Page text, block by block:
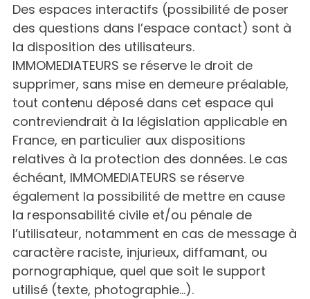
Des espaces interactifs (possibilité de poser
des questions dans l’espace contact) sont à
la disposition des utilisateurs.
IMMOMEDIATEURS se réserve le droit de
supprimer, sans mise en demeure préalable,
tout contenu déposé dans cet espace qui
contreviendrait à la législation applicable en
France, en particulier aux dispositions
relatives à la protection des données. Le cas
échéant, IMMOMEDIATEURS se réserve
également la possibilité de mettre en cause
la responsabilité civile et/ou pénale de
l’utilisateur, notamment en cas de message à
caractère raciste, injurieux, diffamant, ou
pornographique, quel que soit le support
utilisé (texte, photographie…).